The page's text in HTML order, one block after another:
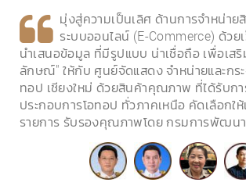
มุ่งสู่ความเป็นเลิศ ด้านการจำหน่าย
ระบบออนไลน์ (E-Commerce) ด้ว
นำเสนอข้อมูล ที่มีรูปแบบ น่าเชื่อถือ เพื่อเส
ลักษณ์" ให้กับ ศูนย์จัดแสดง จำหน่ายและกร
ทอป เชียงใหม่ ด้วยสินค้าคุณภาพ ที่ได้รับก
ประกอบการโอทอป ทั่วภาคเหนือ คัดเลือกใ
รายการ รับรองคุณภาพโดย กรมการพัฒน